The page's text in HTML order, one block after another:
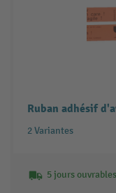
Ruban adhésif
2 Variantes
5 jours ouvrables